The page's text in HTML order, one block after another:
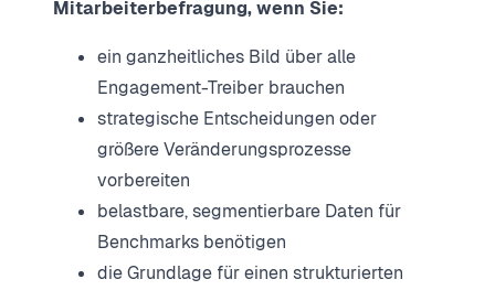
Mitarbeiterbefragung, wenn Sie:
ein ganzheitliches Bild über alle
Engagement-Treiber brauchen
strategische Entscheidungen oder
größere Veränderungsprozesse
vorbereiten
belastbare, segmentierbare Daten für
Benchmarks benötigen
die Grundlage für einen strukturierten